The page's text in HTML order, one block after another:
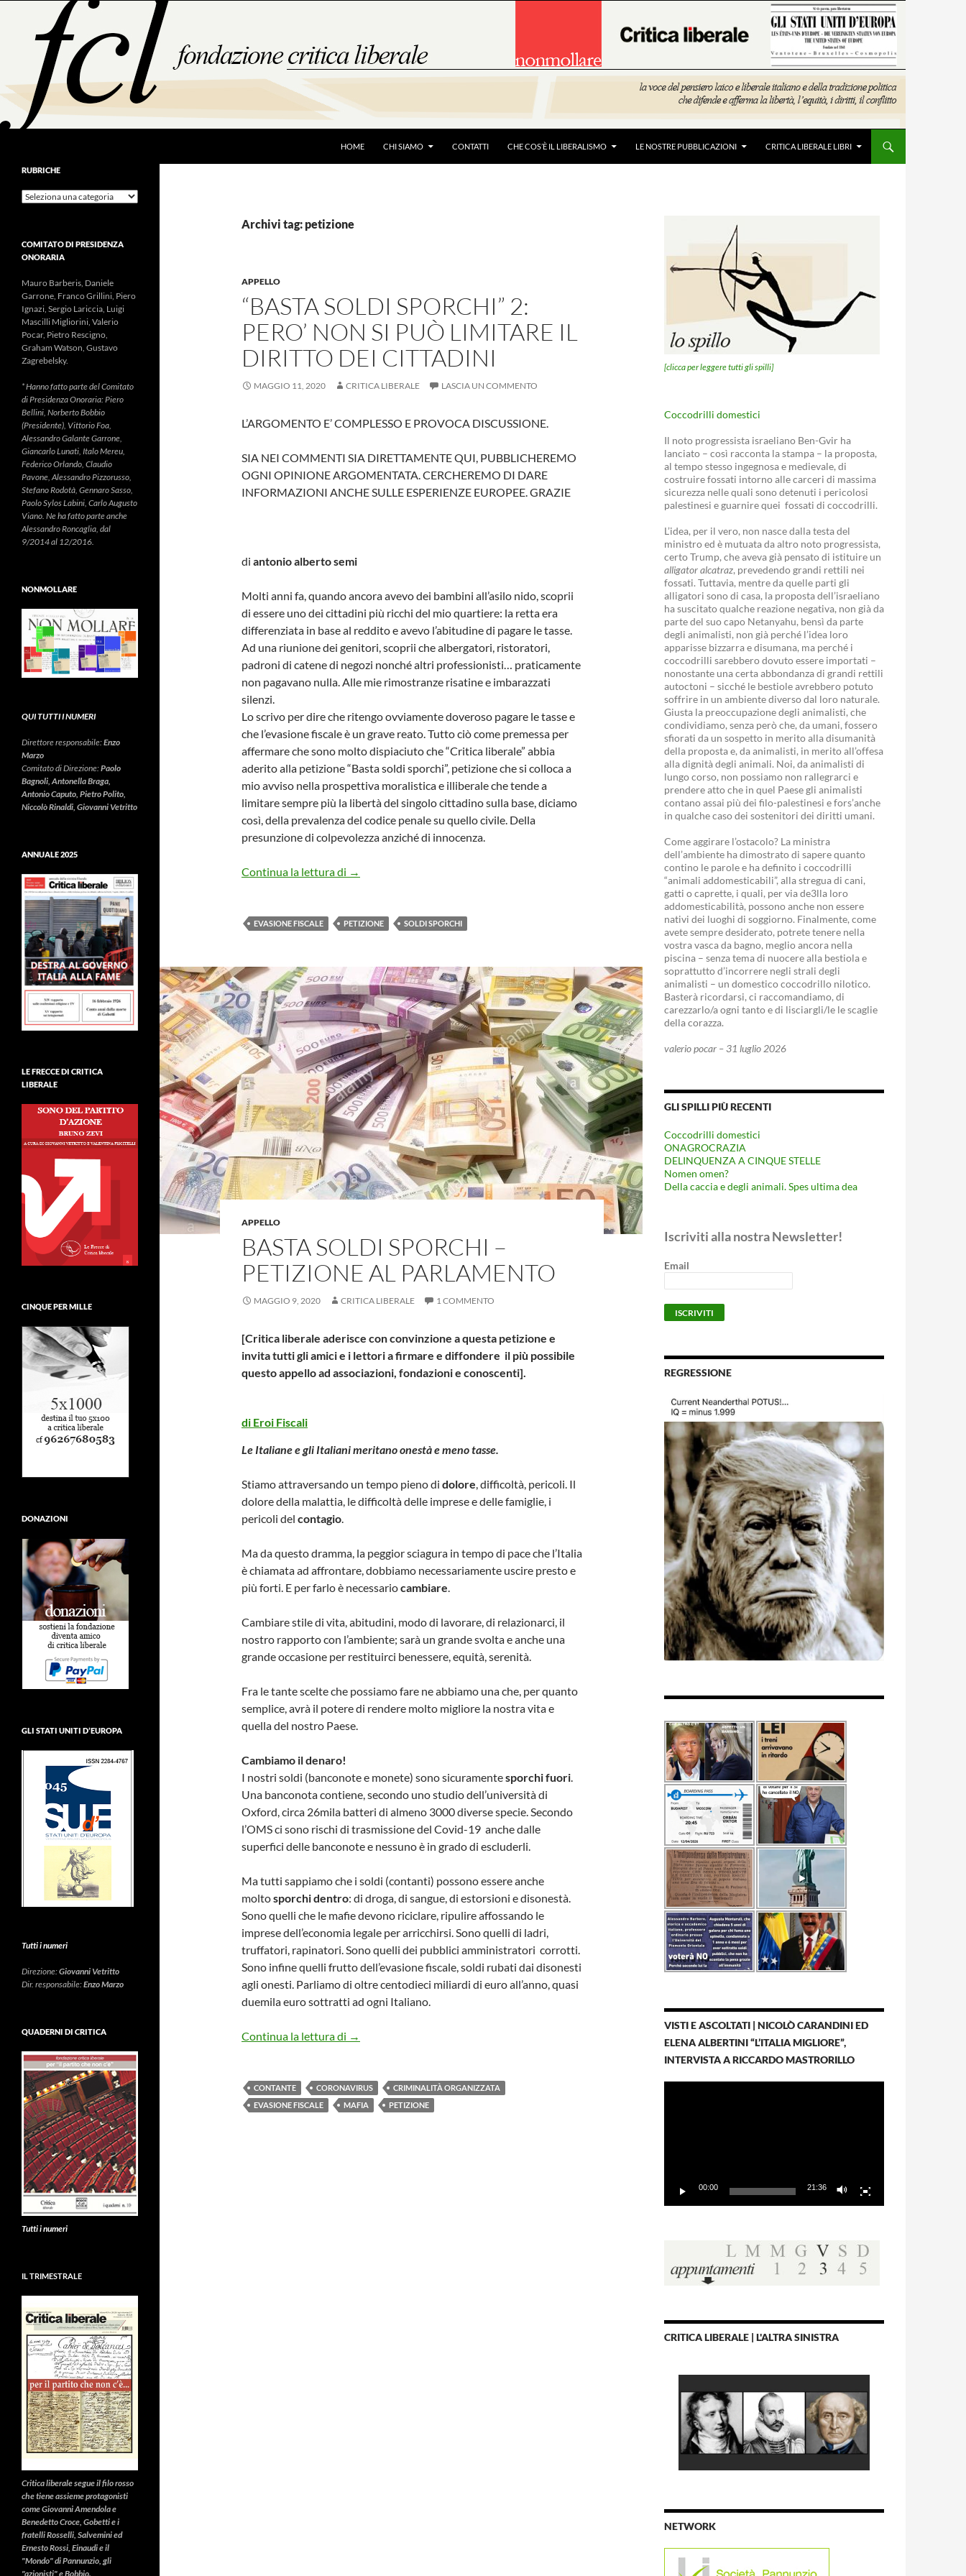
contenuto
HOME CHI SIAMO CONTATTI CHE COS’È IL LIBERALISMO LE NOSTRE PUBBLICAZIONI CRITICA LIBERALE LIBRI
Archivi tag: petizione
APPELLO
“BASTA SOLDI SPORCHI” 2:
PERO’ NON SI PUÒ LIMITARE IL
DIRITTO DEI CITTADINI
MAGGIO 11, 2020 CRITICA LIBERALE LASCIA UN COMMENTO
L’ARGOMENTO E’ COMPLESSO E PROVOCA DISCUSSIONE.
SIA NEI COMMENTI SIA DIRETTAMENTE QUI, PUBBLICHEREMO
OGNI OPINIONE ARGOMENTATA. CERCHEREMO DI DARE
INFORMAZIONI ANCHE SULLE ESPERIENZE EUROPEE. GRAZIE
di antonio alberto semi
Molti anni fa, quando ancora avevo dei bambini all’asilo nido, scoprii
di essere uno dei cittadini più ricchi del mio quartiere: la retta era
differenziata in base al reddito e avevo l’abitudine di pagare le tasse.
Ad una riunione dei genitori, scoprii che albergatori, ristoratori,
padroni di catene di negozi nonché altri professionisti… praticamente
non pagavano nulla. Alle mie rimostranze risatine e imbarazzati
silenzi.
Lo scrivo per dire che ritengo ovviamente doveroso pagare le tasse e
che l’evasione fiscale è un grave reato. Tutto ciò come premessa per
affermare che sono molto dispiaciuto che “Critica liberale” abbia
aderito alla petizione “Basta soldi sporchi”, petizione che si colloca a
mio avviso nella prospettiva moralistica e illiberale che tende a
limitare sempre più la libertà del singolo cittadino sulla base, diciamo
così, della prevalenza del codice penale su quello civile. Della
presunzione di colpevolezza anziché di innocenza.
Continua la lettura di “BASTA SOLDI SPORCHI” 2: PERO’ NON SI PUÒ LIMITARE IL DIRITTO DEI CITTADINI
→
EVASIONE FISCALE PETIZIONE SOLDI SPORCHI
APPELLO
BASTA SOLDI SPORCHI –
PETIZIONE AL PARLAMENTO
MAGGIO 9, 2020 CRITICA LIBERALE 1 COMMENTO
[Critica liberale aderisce con convinzione a questa petizione e
invita tutti gli amici e i lettori a firmare e diffondere il più possibile
questo appello ad associazioni, fondazioni e conoscenti].
di Eroi Fiscali
Le Italiane e gli Italiani meritano onestà e meno tasse.
Stiamo attraversando un tempo pieno di dolore, difficoltà, pericoli. Il
dolore della malattia, le difficoltà delle imprese e delle famiglie, i
pericoli del contagio.
Ma da questo dramma, la peggior sciagura in tempo di pace che l’Italia
è chiamata ad affrontare, dobbiamo necessariamente uscire presto e
più forti. E per farlo è necessariocambiare.
Cambiare stile di vita, abitudini, modo di lavorare, di relazionarci, il
nostro rapporto con l’ambiente; sarà un grande svolta e anche una
grande occasione per restituirci benessere, equità, serenità.
Fra le tante scelte che possiamo fare ne abbiamo una che, per quanto
semplice, avrà il potere di rendere molto migliore la nostra vita e
quella del nostro Paese.
Cambiamo il denaro!
I nostri soldi (banconote e monete) sono sicuramentesporchi fuori.
Una banconota contiene, secondo uno studio dell’università di
Oxford, circa 26mila batteri di almeno 3000 diverse specie. Secondo
l’OMS ci sono rischi di trasmissione del Covid-19 anche dalle
superfici delle banconote e nessuno è in grado di escluderli.
Ma tutti sappiamo che i soldi (contanti) possono essere anche
moltosporchi dentro: di droga, di sangue, di estorsioni e disonestà.
Sono quelli che le mafie devono riciclare, ripulire affossando le
imprese dell’economia legale per arricchirsi. Sono quelli di ladri,
truffatori, rapinatori. Sono quelli dei pubblici amministratori corrotti.
Sono infine quelli frutto dell’evasione fiscale, soldi rubati dai disonesti
agli onesti. Parliamo di oltre centodieci miliardi di euro all’anno, quasi
duemila euro sottratti ad ogni Italiano.
Continua la lettura di BASTA SOLDI SPORCHI – PETIZIONE AL PARLAMENTO
→
CONTANTE CORONAVIRUS
CRIMINALITÀ ORGANIZZATA
EVASIONE FISCALE
MAFIA PETIZIONE
[clicca per leggere tutti gli spilli]
Coccodrilli domestici
Il noto progressista israeliano Ben-Gvir ha
lanciato – così racconta la stampa – la proposta,
al tempo stesso ingegnosa e medievale, di
costruire fossati intorno alle carceri di massima
sicurezza nelle quali sono detenuti i pericolosi
palestinesi e guarnire quei fossati di coccodrilli.
L’idea, per il vero, non nasce dalla testa del
ministro ed è mutuata da altro noto progressista,
certo Trump, che aveva già pensato di istituire un
alligator alcatraz, prevedendo grandi rettili nei
fossati. Tuttavia, mentre da quelle parti gli
alligatori sono di casa, la proposta dell’israeliano
ha suscitato qualche reazione negativa, non già da
parte del suo capo Netanyahu, bensì da parte
degli animalisti, non già perché l’idea loro
apparisse bizzarra e disumana, ma perché i
coccodrilli sarebbero dovuto essere importati –
nonostante una certa abbondanza di grandi rettili
autoctoni – sicché le bestiole avrebbero potuto
soffrire in un ambiente diverso dal loro naturale.
Giusta la preoccupazione degli animalisti, che
condividiamo, senza però che, da umani, fossero
sfiorati da un sospetto in merito alla disumanità
della proposta e, da animalisti, in merito all’offesa
alla dignità degli animali. Noi, da animalisti di
lungo corso, non possiamo non rallegrarci e
prendere atto che in quel Paese gli animalisti
contano assai più dei filo-palestinesi e fors’anche
in qualche caso dei sostenitori dei diritti umani.
Come aggirare l’ostacolo? La ministra
dell’ambiente ha dimostrato di sapere quanto
contino le parole e ha definito i coccodrilli
“animali addomesticabili”, alla stregua di cani,
gatti o caprette, i quali, per via de3lla loro
addomesticabilità, possono anche non essere
nativi dei luoghi di soggiorno. Finalmente, come
avete sempre desiderato, potrete tenere nella
vostra vasca da bagno, meglio ancora nella
piscina – senza tema di nuocere alla bestiola e
soprattutto d’incorrere negli strali degli
animalisti – un domestico coccodrillo nilotico.
Basterà ricordarsi, ci raccomandiamo, di
carezzarlo/a ogni tanto e di lisciargli/le le scaglie
della corazza.
valerio pocar – 31 luglio 2026
GLI SPILLI PIÙ RECENTI
Coccodrilli domestici
ONAGROCRAZIA
DELINQUENZA A CINQUE STELLE
Nomen omen?
Della caccia e degli animali. Spes ultima dea
Iscriviti alla nostra Newsletter!
Email
REGRESSIONE
VISTI E ASCOLTATI | NICOLÒ CARANDINI ED
ELENA ALBERTINI “L’ITALIA MIGLIORE”,
INTERVISTA A RICCARDO MASTRORILLO
00:00 21:36
CRITICA LIBERALE | L'ALTRA SINISTRA
NETWORK
RUBRICHE
Rubriche
COMITATO DI PRESIDENZA
ONORARIA
Mauro Barberis, Daniele
Garrone, Franco Grillini, Piero
Ignazi, Sergio Lariccia, Luigi
Mascilli Migliorini, Valerio
Pocar, Pietro Rescigno,
Graham Watson, Gustavo
Zagrebelsky.
* Hanno fatto parte del Comitato
di Presidenza Onoraria: Piero
Bellini, Norberto Bobbio
(Presidente), Vittorio Foa,
Alessandro Galante Garrone,
Giancarlo Lunati, Italo Mereu,
Federico Orlando, Claudio
Pavone, Alessandro Pizzorusso,
Stefano Rodotà, Gennaro Sasso,
Paolo Sylos Labini, Carlo Augusto
Viano. Ne ha fatto parte anche
Alessandro Roncaglia, dal
9/2014 al 12/2016.
NONMOLLARE
QUI TUTTI I NUMERI
Direttore responsabile:Enzo
Marzo
Comitato di Direzione:Paolo
Bagnoli, Antonella Braga,
Antonio Caputo, Pietro Polito,
Niccolò Rinaldi, Giovanni Vetritto
ANNUALE 2025
LE FRECCE DI CRITICA
LIBERALE
CINQUE PER MILLE
DONAZIONI
GLI STATI UNITI D’EUROPA
Tutti i numeri
Direzione:Giovanni Vetritto
Dir. responsabile:Enzo Marzo
QUADERNI DI CRITICA
Tutti i numeri
IL TRIMESTRALE
Critica liberalesegue il filo rosso
che tiene assieme protagonisti
come Giovanni Amendola e
Benedetto Croce, Gobetti e i
fratelli Rosselli, Salvemini ed
Ernesto Rossi, Einaudi e il
"Mondo" di Pannunzio, gli
"azionisti" e Bobbio.